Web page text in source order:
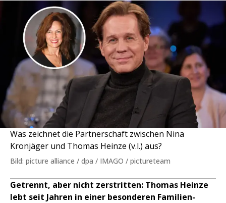
Was zeichnet die Partnerschaft zwischen Nina
Kronjäger und Thomas Heinze (v.l.) aus?
Bild: picture alliance / dpa / IMAGO / pictureteam
Getrennt, aber nicht zerstritten: Thomas Heinze
lebt seit Jahren in einer besonderen Familien-